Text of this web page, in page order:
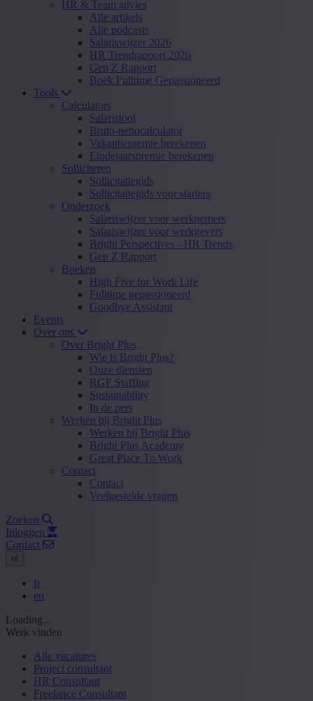
HR & Team advies
Alle artikels
Alle podcasts
Salariswijzer 2026
HR Trendrapport 2026
Gen Z Rapport
Boek Fulltime Gepassioneerd
Tools
Calculators
Salaristool
Bruto-nettocalculator
Vakantiepremie berekenen
Eindejaarspremie berekenen
Solliciteren
Sollicitatiegids
Sollicitatiegids voor starters
Onderzoek
Salariswijzer voor werknemers
Salariswijzer voor werkgevers
Bright Perspectives - HR Trends
Gen Z Rapport
Boeken
High Five for Work Life
Fulltime gepassioneerd
Goodbye Assistant
Events
Over ons
Over Bright Plus
Wie is Bright Plus?
Onze diensten
RGF Staffing
Sustainability
In de pers
Werken bij Bright Plus
Werken bij Bright Plus
Bright Plus Academy
Great Place To Work
Contact
Contact
Veelgestelde vragen
Zoeken
Inloggen
Contact
nl
fr
en
Loading...
Werk vinden
Alle vacatures
Project consultant
HR Consultant
Freelance Consultant